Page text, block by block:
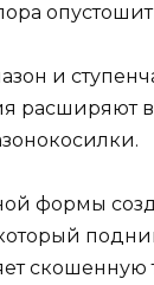
и
расширяют
формы
который
скошенную